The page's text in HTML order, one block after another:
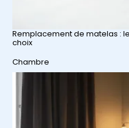
Remplacement de matelas :
choix
Par rapport à
Chambre